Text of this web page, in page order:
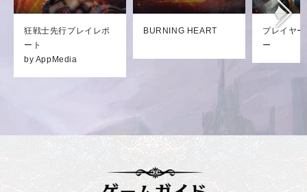
狂戦士先行プレイレポ
ート
by AppMedia
BURNING HEART
プレイヤ
ー